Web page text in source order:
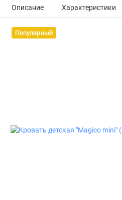
Описание Характеристики
Популярный